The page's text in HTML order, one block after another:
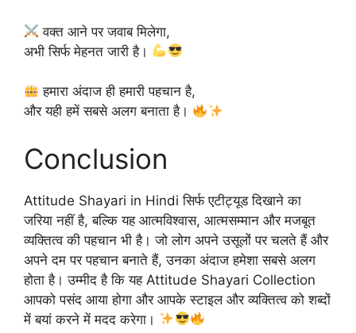
वक्त आने पर जवाब मिलेगा,
अभी सिर्फ मेहनत जारी है।
हमारा अंदाज ही हमारी पहचान है,
और यही हमें सबसे अलग बनाता है।
Conclusion
Attitude Shayari in Hindi सिर्फ एटीट्यूड दिखाने का
जरिया नहीं है, बल्कि यह आत्मविश्वास, आत्मसम्मान और मजबूत
व्यक्तित्व की पहचान भी है। जो लोग अपने उसूलों पर चलते हैं और
अपने दम पर पहचान बनाते हैं, उनका अंदाज हमेशा सबसे अलग
होता है। उम्मीद है कि यह Attitude Shayari Collection
आपको पसंद आया होगा और आपके स्टाइल और व्यक्तित्व को शब्दों
में बयां करने में मदद करेगा।